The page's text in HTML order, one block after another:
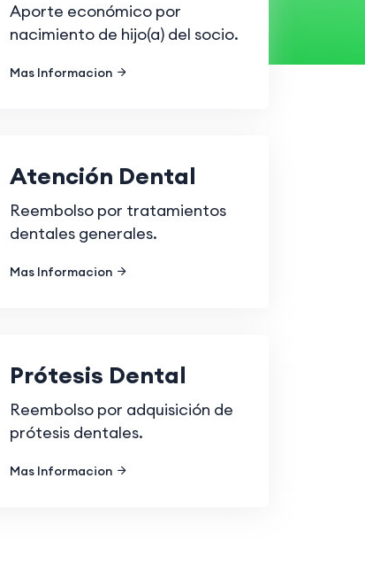
Aporte económico por
nacimiento de hijo(a) del socio.
Mas Informacion
Atención Dental
Reembolso por tratamientos
dentales generales.
Mas Informacion
Prótesis Dental
Reembolso por adquisición de
prótesis dentales.
Mas Informacion